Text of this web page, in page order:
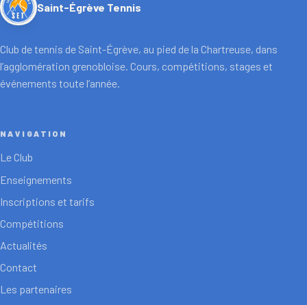
Saint-Égrève Tennis
Club de tennis de Saint-Égrève, au pied de la Chartreuse, dans
l’agglomération grenobloise. Cours, compétitions, stages et
événements toute l’année.
NAVIGATION
Le Club
Enseignements
Inscriptions et tarifs
Compétitions
Actualités
Contact
Les partenaires